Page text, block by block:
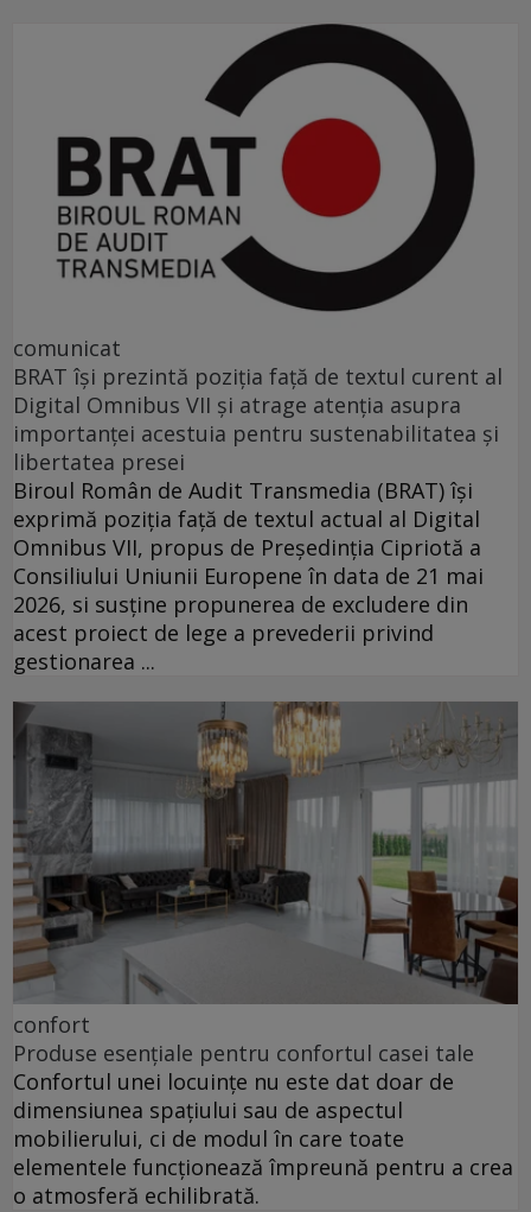
comunicat
BRAT își prezintă poziția față de textul curent al
Digital Omnibus VII și atrage atenția asupra
importanței acestuia pentru sustenabilitatea și
libertatea presei
Biroul Român de Audit Transmedia (BRAT) își
exprimă poziția față de textul actual al Digital
Omnibus VII, propus de Președinția Cipriotă a
Consiliului Uniunii Europene în data de 21 mai
2026, si susține propunerea de excludere din
acest proiect de lege a prevederii privind
gestionarea ...
confort
Produse esențiale pentru confortul casei tale
Confortul unei locuințe nu este dat doar de
dimensiunea spațiului sau de aspectul
mobilierului, ci de modul în care toate
elementele funcționează împreună pentru a crea
o atmosferă echilibrată.